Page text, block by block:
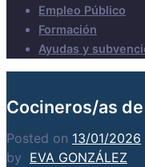
Empleo Público
Formación
Ayudas y
Cocineros/as
Posted on 13/01/2026
by EVA GONZÁLEZ